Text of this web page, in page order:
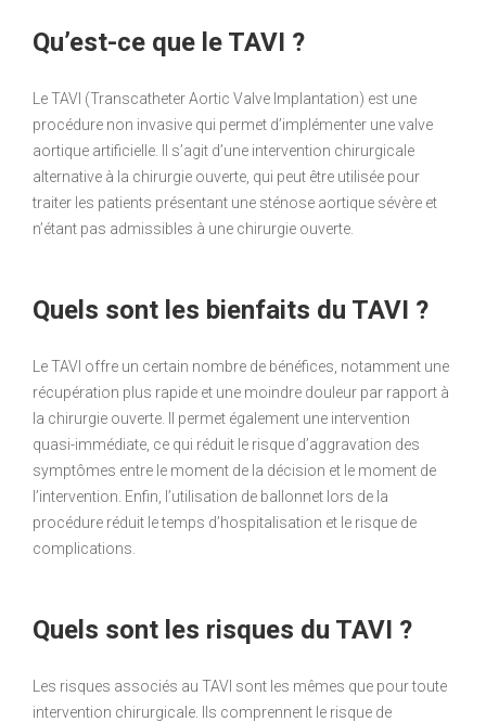
Qu’est-ce que le TAVI ?
Le TAVI (Transcatheter Aortic Valve Implantation) est une
procédure non invasive qui permet d’implémenter une valve
aortique artificielle. Il s’agit d’une intervention chirurgicale
alternative à la chirurgie ouverte, qui peut être utilisée pour
traiter les patients présentant une sténose aortique sévère et
n’étant pas admissibles à une chirurgie ouverte.
Quels sont les bienfaits du TAVI ?
Le TAVI offre un certain nombre de bénéfices, notamment une
récupération plus rapide et une moindre douleur par rapport à
la chirurgie ouverte. Il permet également une intervention
quasi-immédiate, ce qui réduit le risque d’aggravation des
symptômes entre le moment de la décision et le moment de
l’intervention. Enfin, l’utilisation de ballonnet lors de la
procédure réduit le temps d’hospitalisation et le risque de
complications.
Quels sont les risques du TAVI ?
Les risques associés au TAVI sont les mêmes que pour toute
intervention chirurgicale. Ils comprennent le risque de